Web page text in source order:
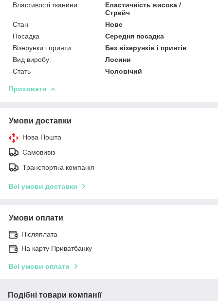
Властивості тканини
Еластичність висока /
Стрейч
Стан
Нове
Посадка
Середня посадка
Візерунки і принти
Без візерунків і принтів
Вид виробу:
Лосини
Стать
Чоловічий
Приховати
Умови доставки
Нова Пошта
Самовивіз
Транспортна компанія
Всі умови доставки
Умови оплати
Післяплата
На карту Приватбанку
Всі умови оплати
Подібні товари компанії